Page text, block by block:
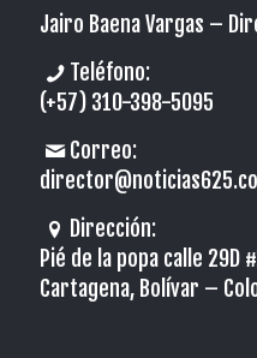
Jairo Baena Vargas –
Teléfono:
(+57) 310-398-5095
Correo:
director@noticias625.co
Dirección:
Pié de la popa calle 29D
Cartagena, Bolívar –